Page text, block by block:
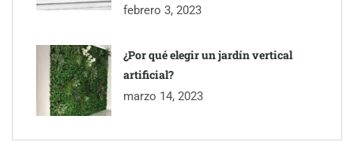
febrero 3, 2023
¿Por qué elegir un jardín vertical
artificial?
marzo 14, 2023